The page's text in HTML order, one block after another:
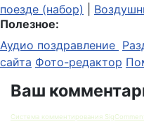
поезде (набор)
Полезное:
Аудио поздравление
сайта Фото-редактор
Ваш
Система комментирования